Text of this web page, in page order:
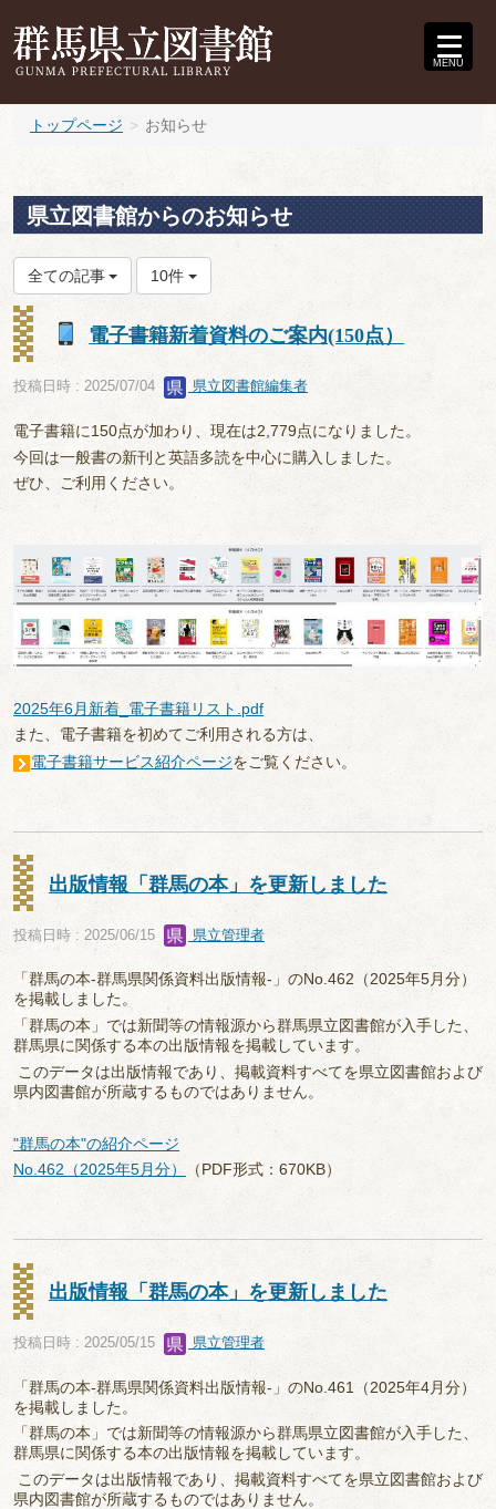
MENU
トップページ お知らせ
県立図書館からのお知らせ
全ての記事 10件
電子書籍新着資料のご案内(150点）
投稿日時 : 2025/07/04 県立図書館編集者
電子書籍に150点が加わり、現在は2,779点になりました。
今回は一般書の新刊と英語多読を中心に購入しました。
ぜひ、ご利用ください。
2025年6月新着_電子書籍リスト.pdf
また、電子書籍を初めてご利用される方は、
電子書籍サービス紹介ページをご覧ください。
出版情報「群馬の本」を更新しました
投稿日時 : 2025/06/15 県立管理者
「群馬の本-群馬県関係資料出版情報-」のNo.462（2025年5月分）
を掲載しました。
「群馬の本」では新聞等の情報源から群馬県立図書館が入手した、
群馬県に関係する本の出版情報を掲載しています。
このデータは出版情報であり、掲載資料すべてを県立図書館および
県内図書館が所蔵するものではありません。
"群馬の本"の紹介ページ
No.462（2025年5月分）
（PDF形式：670KB）
出版情報「群馬の本」を更新しました
投稿日時 : 2025/05/15 県立管理者
「群馬の本-群馬県関係資料出版情報-」のNo.461（2025年4月分）
を掲載しました。
「群馬の本」では新聞等の情報源から群馬県立図書館が入手した、
群馬県に関係する本の出版情報を掲載しています。
このデータは出版情報であり、掲載資料すべてを県立図書館および
県内図書館が所蔵するものではありません。